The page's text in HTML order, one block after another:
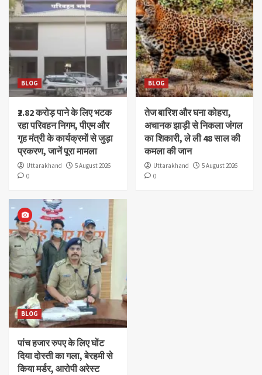
BLOG
₹2.82 करोड़ पाने के लिए भटक
रहा परिवहन निगम, पीएम और
गृह मंत्री के कार्यक्रमों से जुड़ा
प्रकरण, जानें पूरा मामला
Uttarakhand
5 August 2026
0
BLOG
तेज बारिश और घना कोहरा,
अचानक झाड़ी से निकला जंगल
का शिकारी, ले ली 48 साल की
कमला की जान
Uttarakhand
5 August 2026
0
BLOG
पांच हजार रुपए के लिए घोंट
दिया दोस्ती का गला, बेरहमी से
किया मर्डर, आरोपी अरेस्ट